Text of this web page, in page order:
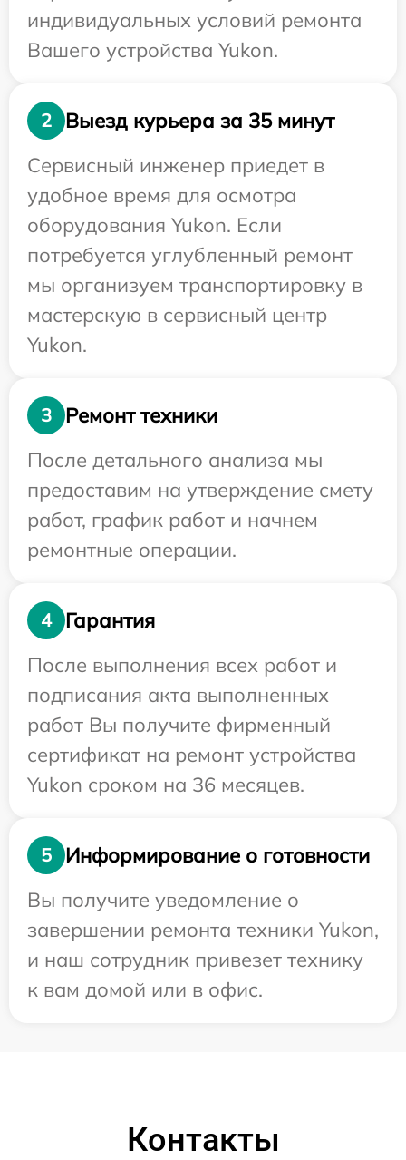
индивидуальных условий ремонта
Вашего устройства Yukon.
2
Выезд курьера за 35 минут
Сервисный инженер приедет в
удобное время для осмотра
оборудования Yukon. Если
потребуется углубленный ремонт
мы организуем транспортировку в
мастерскую в сервисный центр
Yukon.
3
Ремонт техники
После детального анализа мы
предоставим на утверждение смету
работ, график работ и начнем
ремонтные операции.
4
Гарантия
После выполнения всех работ и
подписания акта выполненных
работ Вы получите фирменный
сертификат на ремонт устройства
Yukon сроком на 36 месяцев.
5
Информирование о готовности
Вы получите уведомление о
завершении ремонта техники Yukon,
и наш сотрудник привезет технику
к вам домой или в офис.
Контакты